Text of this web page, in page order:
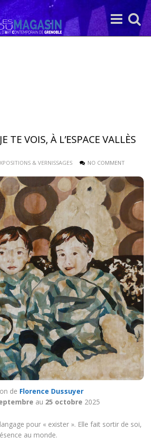
Toggle
search
Toggle
navigation
TE VOIS, À L’ESPACE VALLÈS
& VERNISSAGES NO COMMENT
de Florence Dussuyer
au 25 octobre 2025
pour « exister ». Elle fait sortir de soi,
au monde.